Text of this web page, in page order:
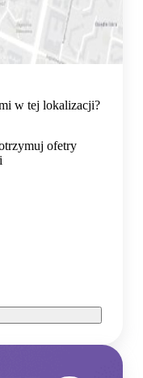
w tej lokalizacji?
ofetry